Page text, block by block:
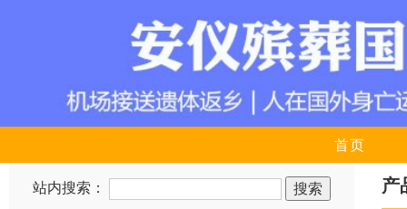
首页
站内搜索： 产